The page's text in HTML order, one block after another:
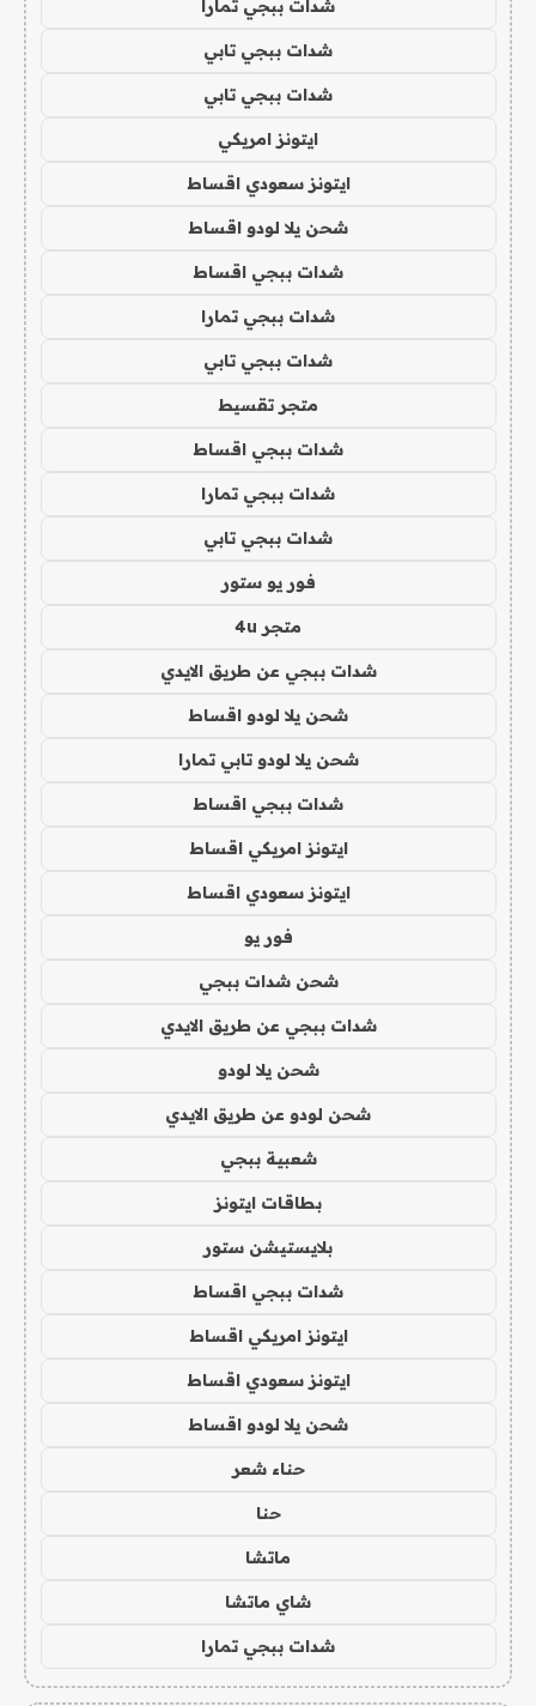
شدات ببجي تمارا
شدات ببجي تابي
شدات ببجي تابي
ايتونز امريكي
ايتونز سعودي اقساط
شحن يلا لودو اقساط
شدات ببجي اقساط
شدات ببجي تمارا
شدات ببجي تابي
متجر تقسيط
شدات ببجي اقساط
شدات ببجي تمارا
شدات ببجي تابي
فور يو ستور
متجر 4u
شدات ببجي عن طريق الايدي
شحن يلا لودو اقساط
شحن يلا لودو تابي تمارا
شدات ببجي اقساط
ايتونز امريكي اقساط
ايتونز سعودي اقساط
فور يو
شحن شدات ببجي
شدات ببجي عن طريق الايدي
شحن يلا لودو
شحن لودو عن طريق الايدي
شعبية ببجي
بطاقات ايتونز
بلايستيشن ستور
شدات ببجي اقساط
ايتونز امريكي اقساط
ايتونز سعودي اقساط
شحن يلا لودو اقساط
حناء شعر
حنا
ماتشا
شاي ماتشا
شدات ببجي تمارا